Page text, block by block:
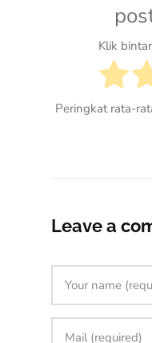
Klik
Peringkat rata-
Leave a